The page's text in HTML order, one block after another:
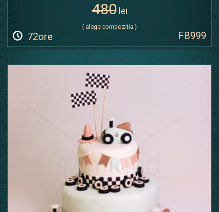
480lei
( alege compozitia )
72ore FB999